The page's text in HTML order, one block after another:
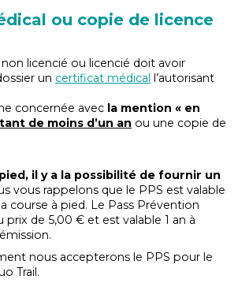
ou copie de licence
licencié ou licencié doit avoir
un certificat médical l’autorisant
concernée avec la mention « en
de moins d’un an ou une copie de
il y a la possibilité de fournir un
vous rappelons que le PPS est valable
course à pied. Le Pass Prévention
prix de 5,00 € et est valable 1 an à
nous accepterons le PPS pour le
Trail.